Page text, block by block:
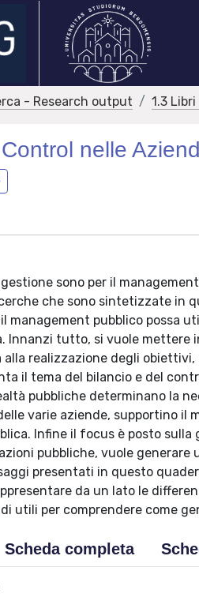
- Research output 1.3
nelle
sono per il
che sono sintetizzate in
management pubblico possa
Innanzi tutto, si vuole mettere
alla realizzazione degli
il tema del bilancio e del
pubbliche determinano la
varie aziende, supportino il
Infine il focus è posto
pubbliche, vuole
presentati in questo
da un lato le
utili per comprendere come
Scheda completa